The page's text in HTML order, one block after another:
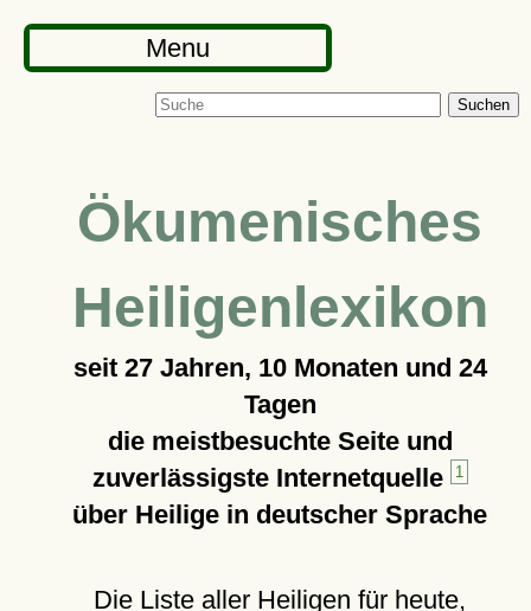
Menu
Suchen
Ökumenisches
Heiligenlexikon
seit 27 Jahren, 10 Monaten und 24
Tagen
die meistbesuchte Seite und
zuverlässigste Internetquelle
1
über Heilige in deutscher Sprache
Die Liste aller Heiligen für heute,